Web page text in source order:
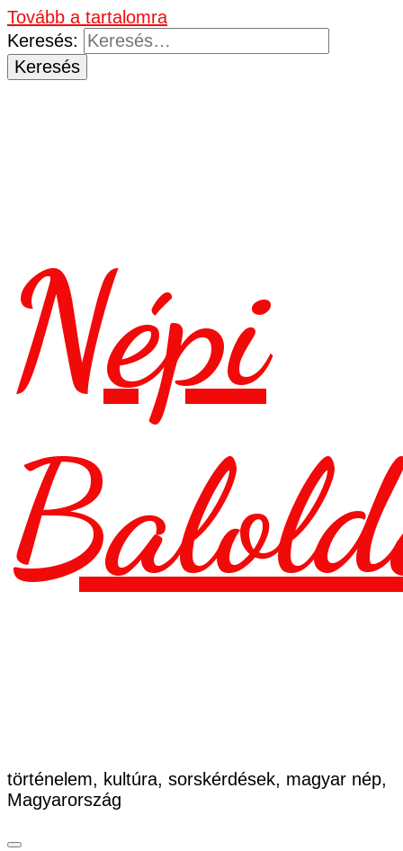
Tovább a tartalomra
Keresés:
Népi
történelem, kultúra, sorskérdések, magyar nép,
Magyarország